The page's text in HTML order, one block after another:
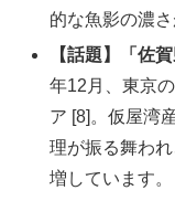
的な魚影の濃
【話題】「佐
年12月、東京
ア [8]。仮屋湾
理が振る舞わ
増しています。